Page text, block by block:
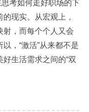
考如何走好职场的下
现实。从宏观上，
射，而每个个人又会
，“激活”从来都不是
生活需求之间的“双